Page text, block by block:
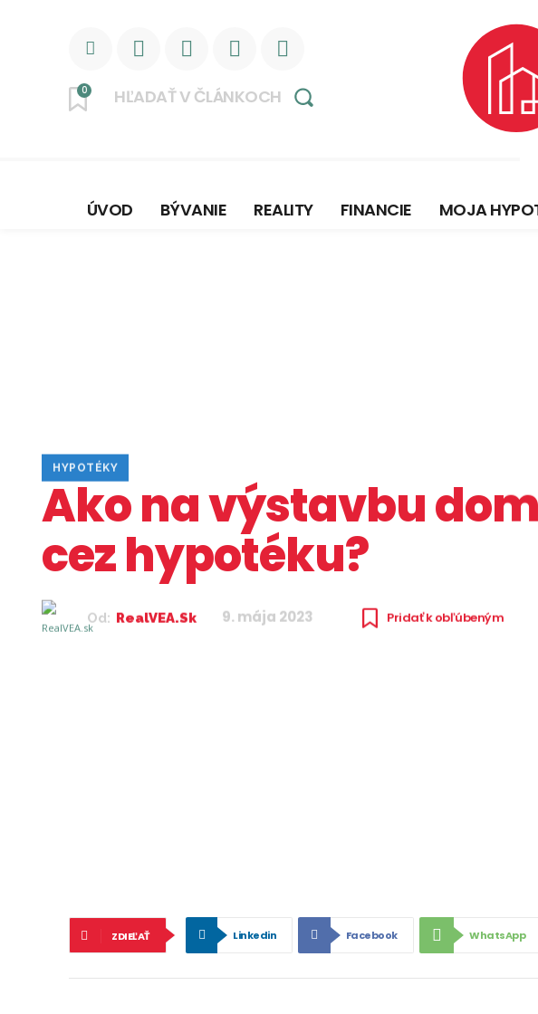
0 HĽADAŤ V ČLÁNKOCH
ÚVOD BÝVANIE REALITY FINANCIE MOJA
HYPOTÉKY
Ako na výstavbu
cez hypotéku?
Od: RealVEA.sk 9. mája 2023 Pridať k obľúbeným
ZDIEĽAŤ Linkedin Facebook WhatsApp